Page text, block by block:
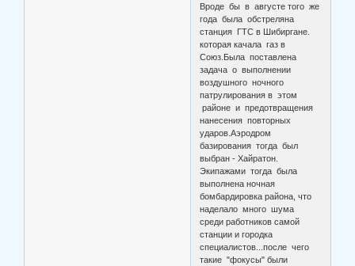
Вроде бы в августе того же
года была обстреляна
станция ГТС в Шибиргане.
которая качала газ в
Союз.Была поставлена
задача о выполнении
воздушного ночного
патрулирования в этом
районе и предотвращения
нанесения повторных
ударов.Аэродром
базирования тогда был
выбран - Хайратон.
Экипажами тогда была
выполнена ночная
бомбардировка района, что
наделало много шума
среди работников самой
станции и городка
специалистов...после чего
такие "фокусы" были